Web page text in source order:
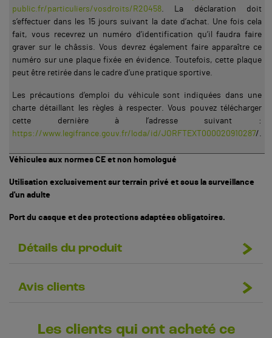
public.fr/particuliers/vosdroits/R20458 . La déclaration doit
s’effectuer dans les 15 jours suivant la date d’achat. Une fois cela
fait, vous recevrez un numéro d’identification qu’il faudra faire
graver sur le châssis. Vous devrez également faire apparaître ce
numéro sur une plaque fixée en évidence. Toutefois, cette plaque
peut être retirée dans le cadre d’une pratique sportive.
Les précautions d’emploi du véhicule sont indiquées dans une
charte détaillant les règles à respecter. Vous pouvez télécharger
cette dernière à l’adresse suivant :
https://www.legifrance.gouv.fr/loda/id/JORFTEXT000020910287/.
Véhicules aux normes CE et non homologué
Utilisation exclusivement sur terrain privé et sous la surveillance
d'un adulte
Port du casque et des protections adaptées obligatoires.
Détails du produit
Avis clients
Les clients qui ont acheté ce